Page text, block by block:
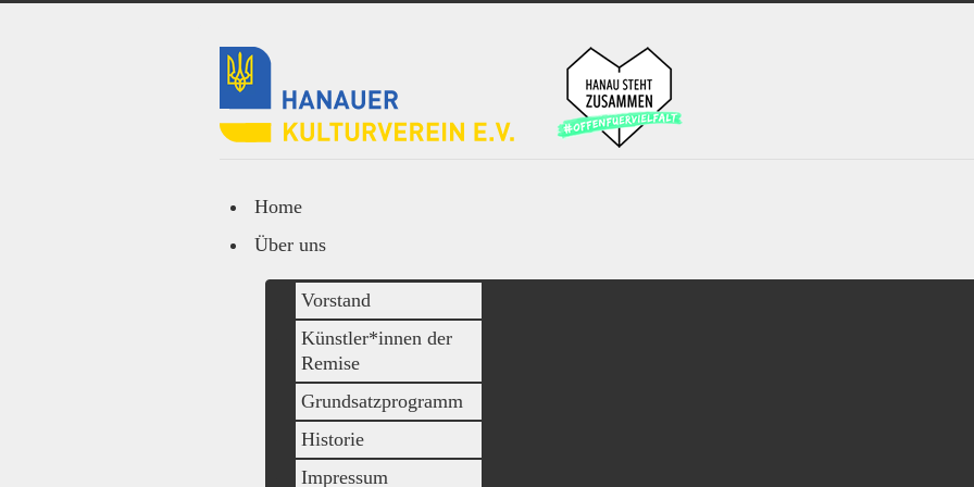
Home
Über uns
Vorstand
Künstler*innen der
Remise
Grundsatzprogramm
Historie
Impressum